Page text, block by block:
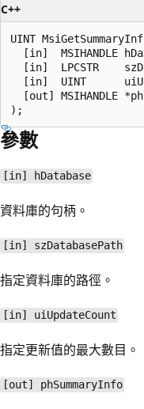
C++
UINT
[in]  MSIHANDLE
[in]  LPCSTR
[in]  UINT
[out] MSIHANDLE
參數
[in] hDatabase
資料庫的句柄。
[in] szDatabasePath
指定資料庫的路徑。
[in] uiUpdateCount
指定更新值的最大數目。
[out] phSummaryInfo